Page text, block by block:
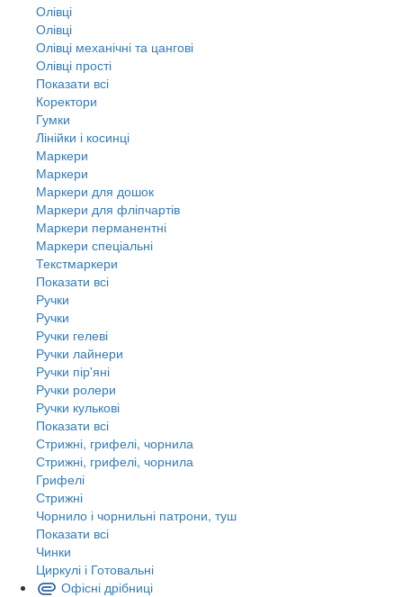
Олівці
Олівці
Олівці механічні та цангові
Олівці прості
Показати всі
Коректори
Гумки
Лінійки і косинці
Маркери
Маркери
Маркери для дошок
Маркери для фліпчартів
Маркери перманентні
Маркери спеціальні
Текстмаркери
Показати всі
Ручки
Ручки
Ручки гелеві
Ручки лайнери
Ручки пір'яні
Ручки ролери
Ручки кулькові
Показати всі
Стрижні, грифелі, чорнила
Стрижні, грифелі, чорнила
Грифелі
Стрижні
Чорнило і чорнильні патрони, туш
Показати всі
Чинки
Циркулі і Готовальні
Офісні дрібниці